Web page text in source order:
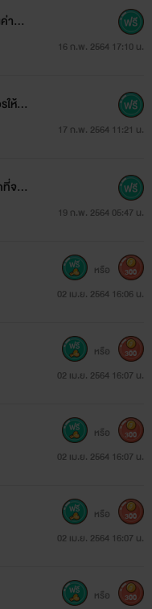
อะไ
16 ก.พ. 2564 17:10 น.
ให้อ
17 ก.พ. 2564 11:21 น.
จะย
19 ก.พ. 2564 05:47 น.
02 เม.ย. 2564 16:06 น.
หรือ 300
02 เม.ย. 2564 16:07 น.
หรือ 300
02 เม.ย. 2564 16:07 น.
หรือ 300
02 เม.ย. 2564 16:07 น.
หรือ 300
หรือ 300